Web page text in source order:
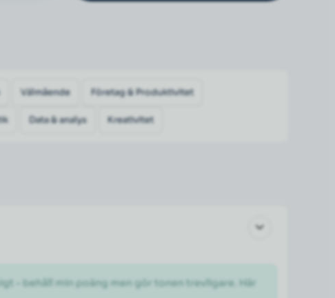
Välmående Företag & Produktivitet
Data & analys Kreativitet
– behåll min poäng men gör tonen trevligare. Här